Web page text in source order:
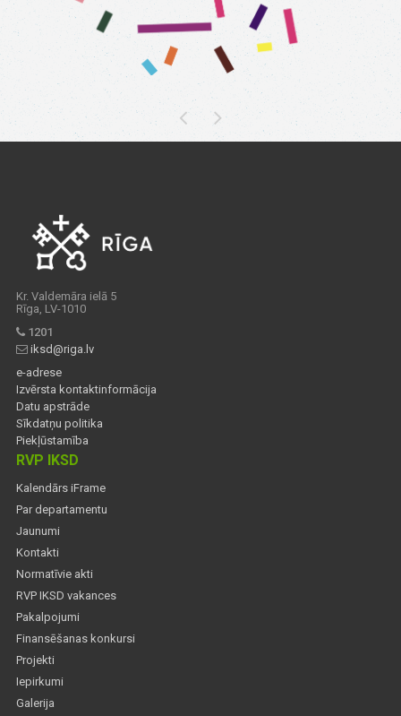
Kr. Valdemāra ielā 5
Rīga, LV-1010
1201
iksd@riga.lv
e-adrese
Izvērsta kontaktinformācija
Datu apstrāde
Sīkdatņu politika
Piekļūstamība
RVP IKSD
Kalendārs iFrame
Par departamentu
Jaunumi
Kontakti
Normatīvie akti
RVP IKSD vakances
Pakalpojumi
Finansēšanas konkursi
Projekti
Iepirkumi
Galerija